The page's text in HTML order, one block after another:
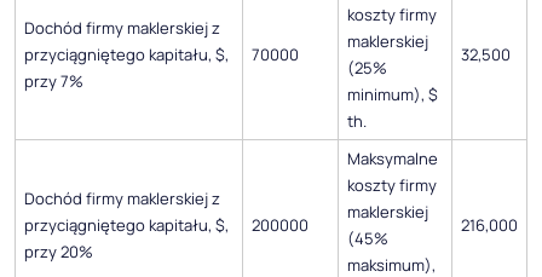
Dochód firmy maklerskiej z
przyciągniętego kapitału, $,
przy 7%
70000
koszty firmy
maklerskiej
(25%
minimum), $
th.
32,500
Dochód firmy maklerskiej z
przyciągniętego kapitału, $,
przy 20%
200000
Maksymalne
koszty firmy
maklerskiej
(45%
maksimum),
216,000